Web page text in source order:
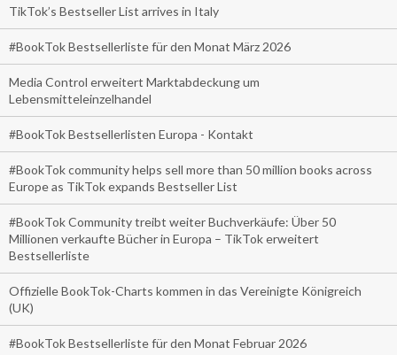
TikTok’s Bestseller List arrives in Italy
#BookTok Bestsellerliste für den Monat März 2026
Media Control erweitert Marktabdeckung um
Lebensmitteleinzelhandel
#BookTok Bestsellerlisten Europa - Kontakt
#BookTok community helps sell more than 50 million books across
Europe as TikTok expands Bestseller List
#BookTok Community treibt weiter Buchverkäufe: Über 50
Millionen verkaufte Bücher in Europa – TikTok erweitert
Bestsellerliste
Offizielle BookTok-Charts kommen in das Vereinigte Königreich
(UK)
#BookTok Bestsellerliste für den Monat Februar 2026